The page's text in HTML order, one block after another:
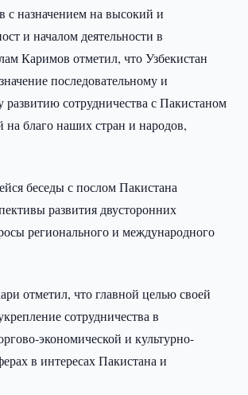
с назначением на высокий и
и началом деятельности в
Каримов отметил, что Узбекистан
последовательному и
развитию сотрудничества с Пакистаном
благо наших стран и народов,
беседы с послом Пакистана
развития двусторонних
регионального и международного
отметил, что главной целью своей
сотрудничества в
экономической и культурно-
в интересах Пакистана и